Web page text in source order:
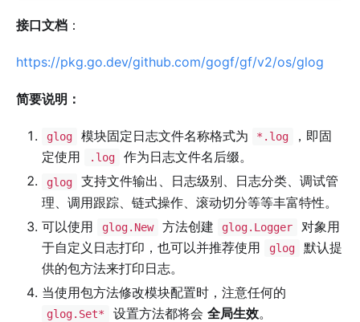
接口文档 ：
https://pkg.go.dev/github.com/gogf/gf/v2/os/glog
简要说明：
glog 模块固定日志文件名称格式为 *.log
，即固
定使用
.log 作为日志文件名后缀。
glog
支持文件输出、日志级别、日志分类、调试管
理、调用跟踪、链式操作、滚动切分等等丰富特性。
可以使用
glog.New 方法创建 glog.Logger
对象用
于自定义日志打印，也可以并推荐使用
glog
默认提
供的包方法来打印日志。
当使用包方法修改模块配置时，注意任何的
glog.Set* 设置方法都将会 全局生效。